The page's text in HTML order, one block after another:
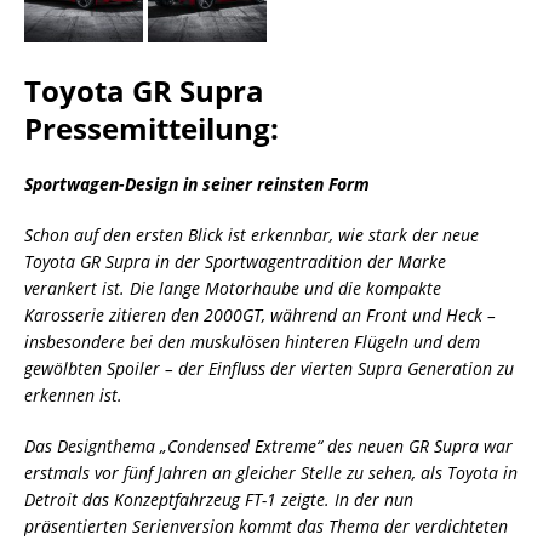
Toyota GR Supra
Pressemitteilung:
Sportwagen-Design in seiner reinsten Form
Schon auf den ersten Blick ist erkennbar, wie stark der neue
Toyota GR Supra in der Sportwagentradition der Marke
verankert ist. Die lange Motorhaube und die kompakte
Karosserie zitieren den 2000GT, während an Front und Heck –
insbesondere bei den muskulösen hinteren Flügeln und dem
gewölbten Spoiler – der Einfluss der vierten Supra Generation zu
erkennen ist.
Das Designthema „Condensed Extreme“ des neuen GR Supra war
erstmals vor fünf Jahren an gleicher Stelle zu sehen, als Toyota in
Detroit das Konzeptfahrzeug FT-1 zeigte. In der nun
präsentierten Serienversion kommt das Thema der verdichteten